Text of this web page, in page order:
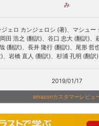
み
ジェロ カンジェロシ (著)、マシュー
田 浩之 (翻訳)、谷口 忠大 (翻訳)、
(翻訳)、長井 隆行 (翻訳)、尾形 哲
、岩橋 直人 (翻訳)、杉浦 孔明 (翻訳
2019/01/17
amazonカスタマーレビュ